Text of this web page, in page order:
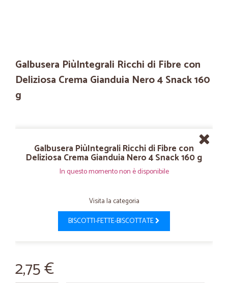
Galbusera PiùIntegrali Ricchi di Fibre con
Deliziosa Crema Gianduia Nero 4 Snack 160
g
Galbusera PiùIntegrali Ricchi di Fibre con
Deliziosa Crema Gianduia Nero 4 Snack 160 g
In questo momento non è disponibile
Visita la categoria
BISCOTTI-FETTE-BISCOTTATE
2,75 €